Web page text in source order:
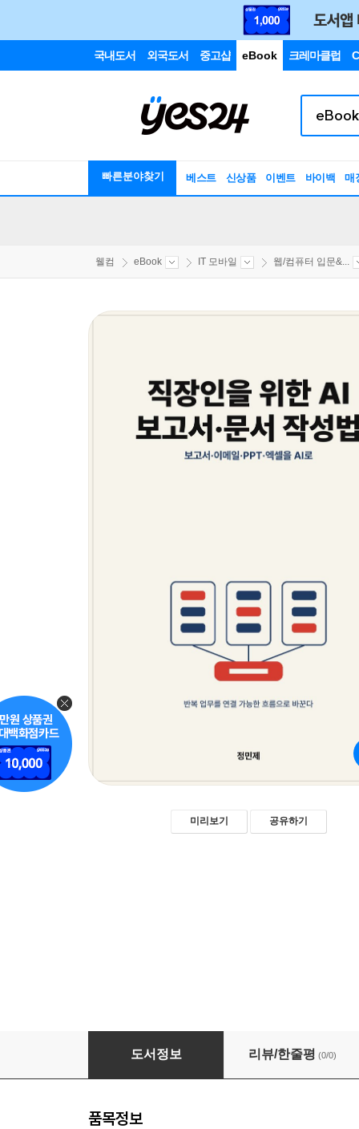
국내도서 외국도서 중고샵 eBook 크레마클럽
빠른분야찾기 베스트 신상품 이벤트 바이백 매
웰컴 eBook IT 모바일 웹/컴퓨터 입문&...
미리보기 공유하기
직장인을 위한 AI 보고서·문서 작성법
도서정보 리뷰/한줄평 (0/0)
품목정보